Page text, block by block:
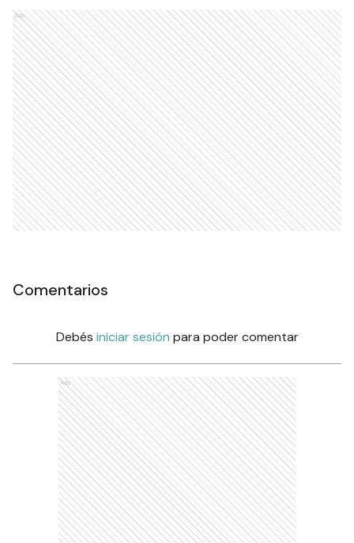
Ads
Comentarios
Debés iniciar sesión para poder comentar
Ads